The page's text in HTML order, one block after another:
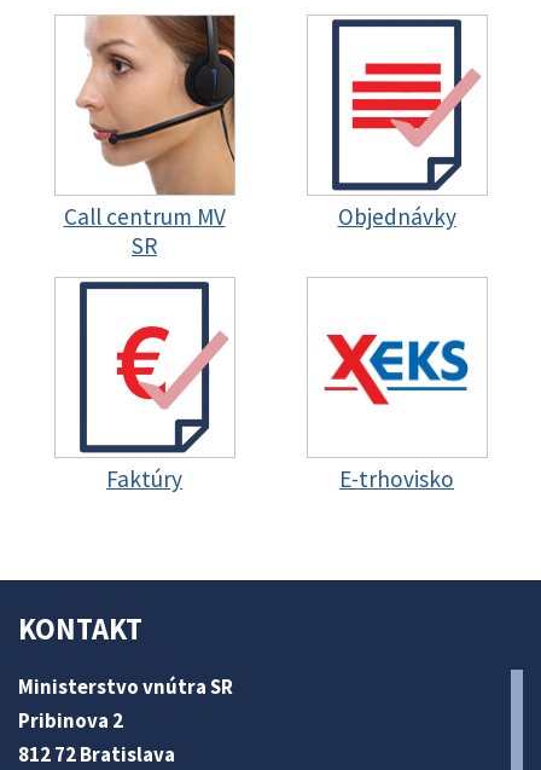
Call centrum MV
SR
Objednávky
Faktúry E-trhovisko
KONTAKT
Ministerstvo vnútra SR
Pribinova 2
812 72 Bratislava